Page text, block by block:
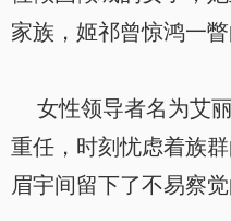
家族，姬祁曾惊鸿一瞥
女性领导者名为艾
重任，时刻忧虑着族
眉宇间留下了不易察觉